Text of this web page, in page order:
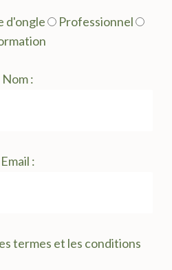
d'ongle
Professionnel
Nom :
Email :
termes et les conditions